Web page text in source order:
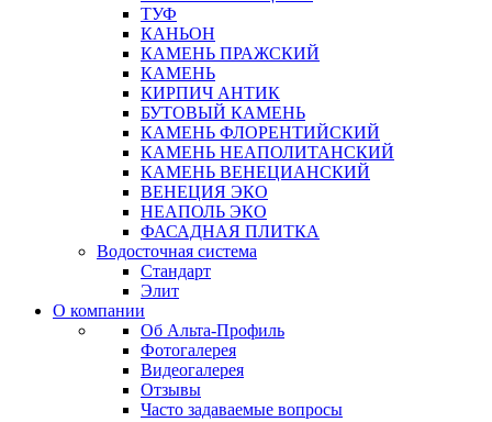
ТУФ
КАНЬОН
КАМЕНЬ ПРАЖСКИЙ
КАМЕНЬ
КИРПИЧ АНТИК
БУТОВЫЙ КАМЕНЬ
КАМЕНЬ ФЛОРЕНТИЙСКИЙ
КАМЕНЬ НЕАПОЛИТАНСКИЙ
КАМЕНЬ ВЕНЕЦИАНСКИЙ
ВЕНЕЦИЯ ЭКО
НЕАПОЛЬ ЭКО
ФАСАДНАЯ ПЛИТКА
Водосточная система
Стандарт
Элит
О компании
Об Альта-Профиль
Фотогалерея
Видеогалерея
Отзывы
Часто задаваемые вопросы